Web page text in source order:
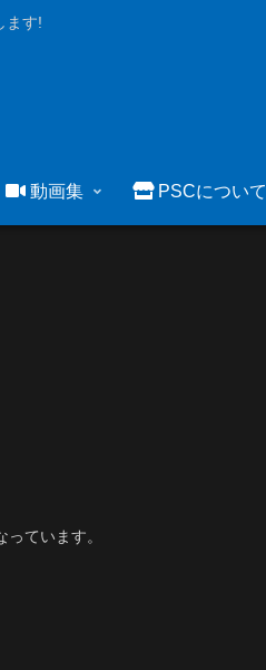
ます!
動画集 PSCについて
ています。